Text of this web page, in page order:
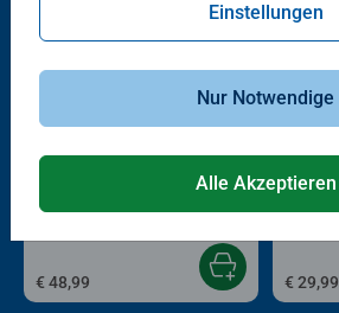
Durchschnittliche Bewertung 4,5 von 5 Sternen.
Zeichnen lernen
€ 48,99
Einhorn
€ 29,99
Einstellungen
Nur Notwendige
Alle Akzeptieren